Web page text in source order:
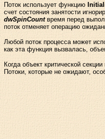
Поток использует функцию
счет состояния занятости
dwSpinCountвремя перед
поток отменяет операцию
Любой поток процесса может
как эта функция вызвалась,
Когда объект критической
Потоки, которые не ожидают,